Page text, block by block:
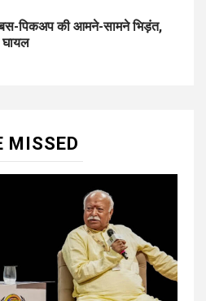
बस-पिकअप की आमने-सामने भिड़ंत,
घायल
MISSED